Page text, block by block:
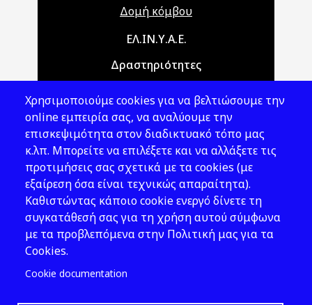
Δομή κόμβου
Main navigationΕΛ.ΙΝ.Υ.Α.Ε.
Δραστηριότητες
Νομοθεσία
Εκδόσεις
Νέα - Εκδηλώσεις
Ακολουθήστε μας
Χρησιμοποιούμε cookies για να βελτιώσουμε την
online εμπειρία σας, να αναλύουμε την
επισκεψιμότητα στον διαδικτυακό τόπο μας
κ.λπ. Μπορείτε να επιλέξετε και να αλλάξετε τις
προτιμήσεις σας σχετικά με τα cookies (με
εξαίρεση όσα είναι τεχνικώς απαραίτητα).
Καθιστώντας κάποιο cookie ενεργό δίνετε τη
συγκατάθεσή σας για τη χρήση αυτού σύμφωνα
με τα προβλεπόμενα στην Πολιτική μας για τα
Cookies.
Cookie documentation